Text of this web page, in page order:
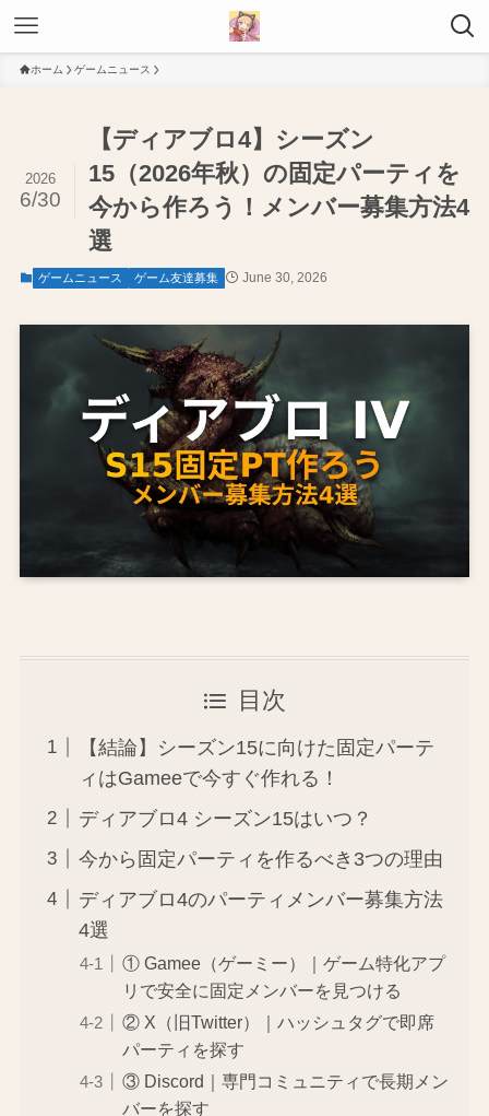
ホーム ゲームニュース
【ディアブロ4】シーズン
15（2026年秋）の固定パーティを
今から作ろう！メンバー募集方法4
選
2026
6/30
ゲームニュース ゲーム友達募集 June 30, 2026
目次
【結論】シーズン15に向けた固定パーテ
ィはGameeで今すぐ作れる！
ディアブロ4 シーズン15はいつ？
今から固定パーティを作るべき3つの理由
ディアブロ4のパーティメンバー募集方法
4選
① Gamee（ゲーミー）｜ゲーム特化アプ
リで安全に固定メンバーを見つける
② X（旧Twitter）｜ハッシュタグで即席
パーティを探す
③ Discord｜専門コミュニティで長期メン
バーを探す